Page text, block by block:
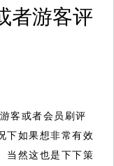
者游客评
客或者会员刷评
下如果想非常有效
当然这也是下下策